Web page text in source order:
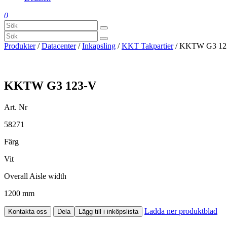
0
Produkter/Datacenter/Inkapsling /KKT Takpartier/ KKTW G3
KKTW G3 123-V
Art. Nr
58271
Färg
Vit
Overall Aisle width
1200 mm
Kontakta oss Dela Lägg till i inköpslista Ladda ner produktblad